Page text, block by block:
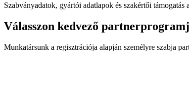
Szabványadatok, gyártói adatlapok és szakértői támogatás
Válasszon kedvező
Munkatársunk a regisztrációja alapján személyre szabja